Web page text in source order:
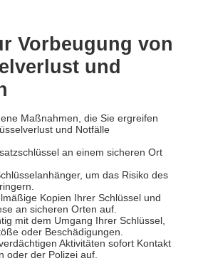
Vorbeugung von
und
Maßnahmen, die Sie ergreifen
und Notfälle
an einem sicheren Ort
um das Risiko des
Kopien Ihrer Schlüssel und
an sicheren Orten auf.
mit dem Umgang Ihrer Schlüssel,
oder Beschädigungen.
Aktivitäten sofort Kontakt
oder der Polizei auf.